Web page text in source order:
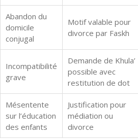
Abandon du
domicile
conjugal
Motif valable pour
divorce par Faskh
Incompatibilité
grave
Demande de Khula’
possible avec
restitution de dot
Mésentente
sur l’éducation
des enfants
Justification pour
médiation ou
divorce